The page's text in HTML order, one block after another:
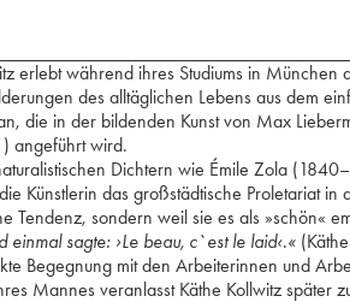
erlebt während ihres Studiums in München
des alltäglichen Lebens aus dem
die in der bildenden Kunst von Max
angeführt wird.
Dichtern wie Émile Zola
Künstlerin das großstädtische Proletariat
Tendenz, sondern weil sie es als »schön«
einmal sagte: ›Le beau, c`est le laid‹.«
Begegnung mit den Arbeiterinnen und
Mannes veranlasst Käthe Kollwitz später